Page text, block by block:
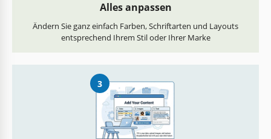
Alles anpassen
Ändern Sie ganz einfach Farben, Schriftarten und Layouts
entsprechend Ihrem Stil oder Ihrer Marke
3